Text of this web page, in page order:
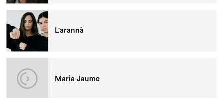
L'arannà
Maria Jaume